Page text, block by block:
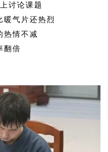
讨论课题
暖气片还热烈
热情不减
翻倍